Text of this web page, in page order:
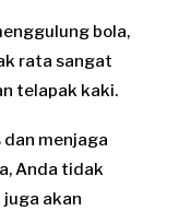
bola,
rata sangat
telapak kaki.
menjaga
Anda tidak
akan